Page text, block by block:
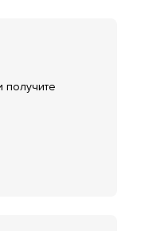
получите